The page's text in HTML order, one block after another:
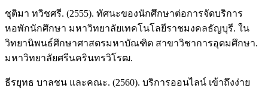
ชุติมา ทวิชศรี. (2555). ทัศนะของนักศึกษาต่อการจัดบริการ
หอพักนักศึกษา มหาวิทยาลัยเทคโนโลยีราชมงคลธัญบุรี. ใน
วิทยานิพนธ์ศึกษาศาสตรมหาบัณฑิต สาขาวิชาการอุดมศึกษา.
มหาวิทยาลัยศรีนครินทรวิโรฒ.
ธีรยุทธ บาลชน และคณะ. (2560). บริการออนไลน์ เข้าถึงง่าย